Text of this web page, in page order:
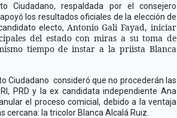
Ciudadano, respaldada por el consejero
los resultados oficiales de la elección de
electo, Antonio Gali Fayad, iniciar
del estado con miras a su toma de
tiempo de instar a la priista Blanca
Ciudadano consideró que no procederán las
PRD y la ex candidata independiente Ana
el proceso comicial, debido a la ventaja
cercana: la tricolor Blanca Alcalá Ruiz.